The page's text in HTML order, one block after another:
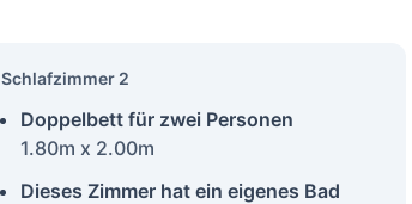
Schlafzimmer 2
Doppelbett für zwei Personen
1.80m x 2.00m
Dieses Zimmer hat ein eigenes Bad